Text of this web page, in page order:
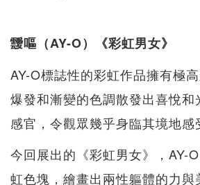
靉嘔（AY-O）《彩虹男女》
AY-O標誌性的彩虹作品擁有極
爆發和漸變的色調散發出喜悅和
感官，令觀眾幾乎身臨其境地感
今回展出的《彩虹男女》，AY-
虹色塊，繪畫出兩性軀體的力與